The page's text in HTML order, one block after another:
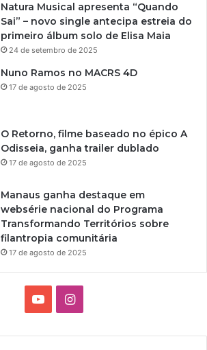
Natura Musical apresenta “Quando
Sai” – novo single antecipa estreia do
primeiro álbum solo de Elisa Maia
24 de setembro de 2025
Nuno Ramos no MACRS 4D
17 de agosto de 2025
O Retorno, filme baseado no épico A
Odisseia, ganha trailer dublado
17 de agosto de 2025
Manaus ganha destaque em
websérie nacional do Programa
Transformando Territórios sobre
filantropia comunitária
17 de agosto de 2025
I